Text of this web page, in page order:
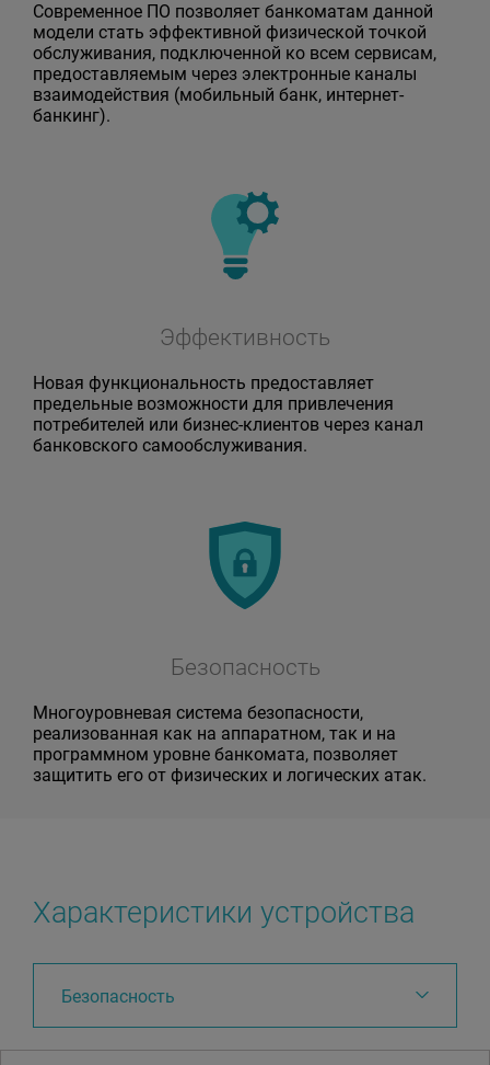
Современное ПО позволяет банкоматам данной
модели стать эффективной физической точкой
обслуживания, подключенной ко всем сервисам,
предоставляемым через электронные каналы
взаимодействия (мобильный банк, интернет-
банкинг).
Эффективность
Новая функциональность предоставляет
предельные возможности для привлечения
потребителей или бизнес-клиентов через канал
банковского самообслуживания.
Безопасность
Многоуровневая система безопасности,
реализованная как на аппаратном, так и на
программном уровне банкомата, позволяет
защитить его от физических и логических атак.
Характеристики устройства
Безопасность